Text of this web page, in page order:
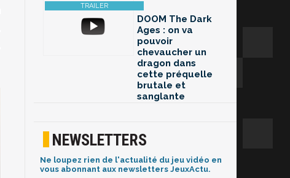
DOOM The Dark
Ages : on va
pouvoir
chevaucher un
dragon dans
cette préquelle
brutale et
sanglante
NEWSLETTERS
Ne loupez rien de l'actualité du jeu vidéo en
vous abonnant aux newsletters JeuxActu.